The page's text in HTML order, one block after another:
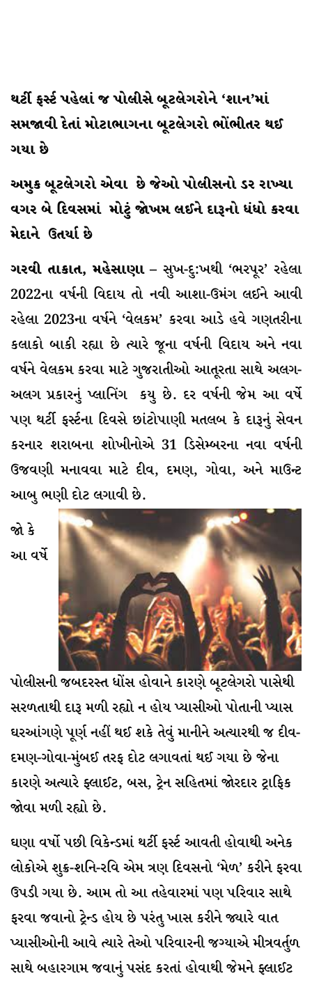
થર્ટી ફર્સ્ટ પહેલાં જ પોલીસે બૂટલેગરોને ‘શાન’માં
સમજાવી દેતાં મોટાભાગના બૂટલેગરો ભોંભીતર થઈ
ગયા છે
અમુક બૂટલેગરો એવા છે જેઓ પોલીસનો ડર રાખ્યા
વગર બે દિવસમાં મોટું જોખમ લઈને દારૂનો ધંધો કરવા
મેદાને ઉતર્યા છે
ગરવી તાકાત, મહેસાણા –સુખ-દુ:ખથી ‘ભરપૂર’ રહેલા
2022ના વર્ષની વિદાય તો નવી આશા-ઉમંગ લઈને આવી
રહેલા 2023ના વર્ષને ‘વેલકમ’ કરવા આડે હવે ગણતરીના
કલાકો બાકી રહ્યા છે ત્યારે જૂના વર્ષની વિદાય અને નવા
વર્ષને વેલકમ કરવા માટે ગુજરાતીઓ આતૂરતા સાથે અલગ-
અલગ પ્રકારનું પ્લાનિંગ કયુ છે. દર વર્ષની જેમ આ વર્ષે
પણ થર્ટી ફર્સ્ટના દિવસે છાંટોપાણી મતલબ કે દારૂનું સેવન
કરનાર શરાબના શોખીનોએ 31 ડિસેમ્બરના નવા વર્ષની
ઉજવણી મનાવવા માટે દીવ, દમણ, ગોવા, અને માઉન્ટ
આબુ ભણી દોટ લગાવી છે.
જો કે
આ વર્ષે
પોલીસની જબદરસ્ત ધોંસ હોવાને કારણે બૂટલેગરો પાસેથી
સરળતાથી દારૂ મળી રહ્યો ન હોય પ્યાસીઓ પોતાની પ્યાસ
ઘરઆંગણે પૂર્ણ નહીં થઈ શકે તેવું માનીને અત્યારથી જ દીવ-
દમણ-ગોવા-મુંબઈ તરફ દોટ લગાવતાં થઈ ગયા છે જેના
કારણે અત્યારે ફ્લાઈટ, બસ, ટ્રેન સહિતમાં જોરદાર ટ્રાફિક
જોવા મળી રહ્યો છે.
ઘણા વર્ષો પછી વિકેન્ડમાં થર્ટી ફર્સ્ટ આવતી હોવાથી અનેક
લોકોએ શુક્ર-શનિ-રવિ એમ ત્રણ દિવસનો ‘મેળ’ કરીને ફરવા
ઉપડી ગયા છે. આમ તો આ તહેવારમાં પણ પરિવાર સાથે
ફરવા જવાનો ટ્રેન્ડ હોય છે પરંતુ ખાસ કરીને જ્યારે વાત
પ્યાસીઓની આવે ત્યારે તેઓ પરિવારની જગ્યાએ મીત્રવર્તુળ
સાથે બહારગામ જવાનું પસંદ કરતાં હોવાથી જેમને ફ્લાઈટ